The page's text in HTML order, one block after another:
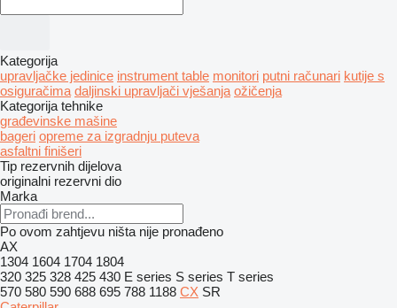
Kategorija
upravljačke jedinice instrument table monitori putni računari kutije s
osiguračima daljinski upravljači vješanja ožičenja
Kategorija tehnike
građevinske mašine
bageri opreme za izgradnju puteva
asfaltni finišeri
Tip rezervnih dijelova
originalni rezervni dio
Marka
Po ovom zahtjevu ništa nije pronađeno
AX
1304 1604 1704 1804
320 325 328 425 430 E series S series T series
570 580 590 688 695 788 1188 CX SR